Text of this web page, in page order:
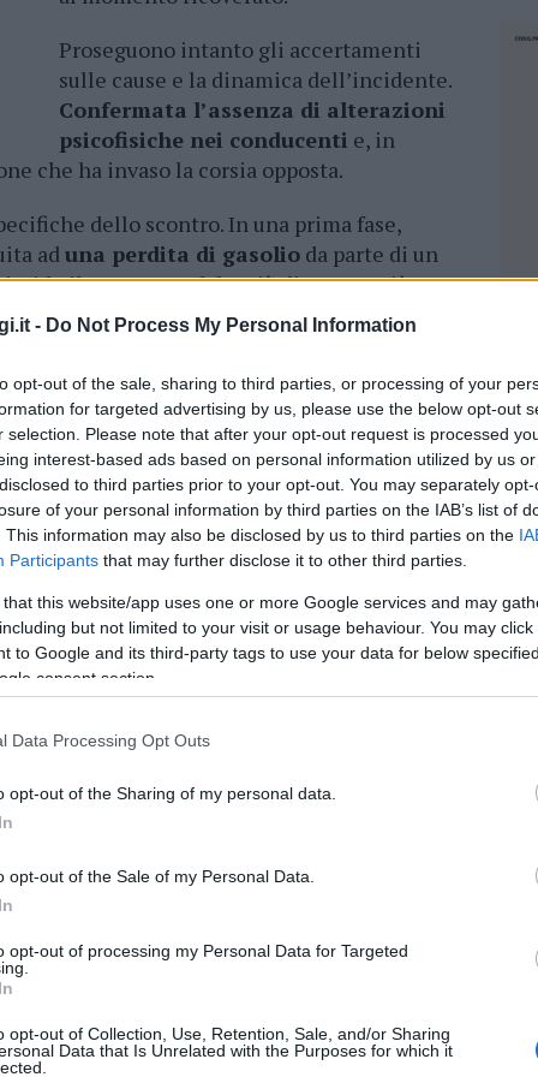
- Do Not Process My Personal Information
opt-out of the sale, sharing to third parties, or processing of your
for targeted advertising by us, please use the below opt-out
selection. Please note that after your opt-out request is processed
interest-based ads based on personal information utilized by us
to third parties prior to your opt-out. You may separately
of your personal information by third parties on the IAB’s list of
This information may also be disclosed by us to third parties on the
Participants that may further disclose it to other third parties.
that this website/app uses one or more Google services and may
but not limited to your visit or usage behaviour. You may
to Google and its third-party tags to use your data for below
consent section.
Data Processing Opt Outs
opt-out of the Sharing of my personal data.
opt-out of the Sale of my Personal Data.
opt-out of processing my Personal Data for Targeted
opt-out of Collection, Use, Retention, Sale, and/or Sharing
Data that Is Unrelated with the Purposes for which it
Proseguono intanto gli accertamenti
sulle cause e la dinamica dell’incidente.
Confermata l’assenza di alterazioni
psicofisiche nei conducenti e, in
che ha invaso la corsia opposta.
dello scontro. In una prima fase,
aduna perdita di gasolio da parte di un
il manto stradale, più di quanto già non
dopo settimane di mancate precipitazioni.
nell’area non sono compatibili con i
del mezzo. Al massimo, dunque, si
portata è ancora tutta da verificare. Anche
di gasolio avrebbe con tutta probabilità dato
casi, ha raccolto le versioni di testimoni
giornata di giovedì nelle vicinanze della
carburante per distributori o condomini. Tali
nella sezione